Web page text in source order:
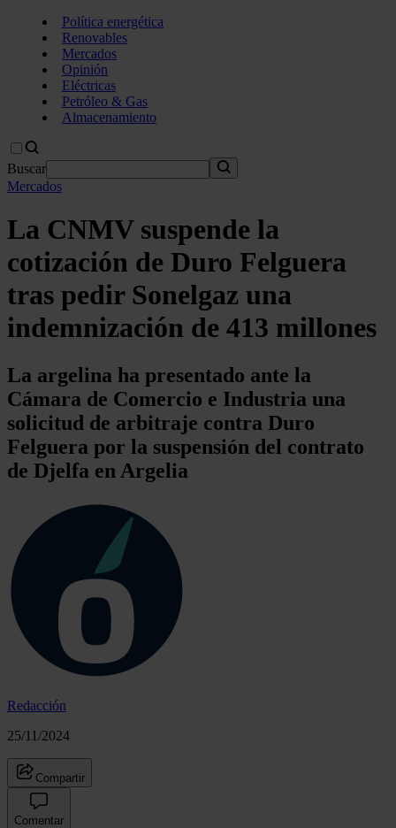
Política energética
Renovables
Mercados
Opinión
Eléctricas
Petróleo & Gas
Almacenamiento
Buscar
Mercados
La CNMV suspende la
cotización de Duro Felguera
tras pedir Sonelgaz una
indemnización de 413 millones
La argelina ha presentado ante la
Cámara de Comercio e Industria una
solicitud de arbitraje contra Duro
Felguera por la suspensión del contrato
de Djelfa en Argelia
Redacción
25/11/2024
Compartir
Comentar